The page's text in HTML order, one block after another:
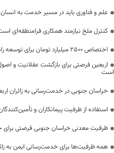
علم و فناوری باید در مسیر خدمت به انسان
کنترل ملخ نیازمند همکاری فرامنطقه‌ای
اختصاص 2500 میلیارد تومان برای توسعه راه‌های دوبانده خراسان جنوبی
اربعین فرصتی برای بازگشت عقلانیت و
است
خراسان جنوبی در خدمت‌رسانی به زائران
استفاده از ظرفیت پیمانکاران و
ظرفیت معدنی خراسان جنوبی فرصتی
همه ظرفیت‌ها برای خدمت‌رسانی ایمن به